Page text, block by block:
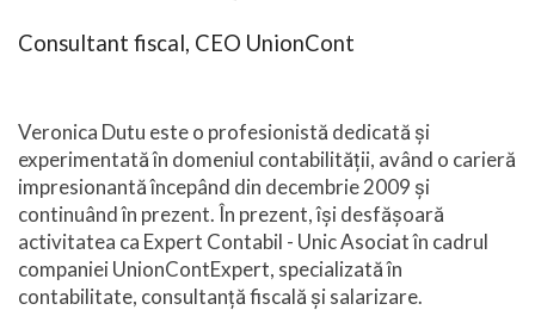
Consultant fiscal, CEO UnionCont
Veronica Dutu este o profesionistă dedicată și
experimentată în domeniul contabilității, având o carieră
impresionantă începând din decembrie 2009 și
continuând în prezent. În prezent, își desfășoară
activitatea ca Expert Contabil - Unic Asociat în cadrul
companiei UnionContExpert, specializată în
contabilitate, consultanță fiscală și salarizare.